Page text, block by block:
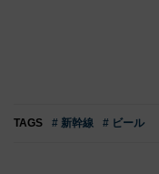
TAGS # 新幹線 # ビール